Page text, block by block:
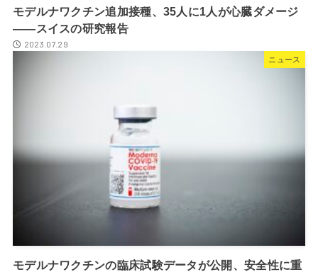
モデルナワクチン追加接種、35人に1人が心臓ダメージ
――スイスの研究報告
2023.07.29
ニュース
モデルナワクチンの臨床試験データが公開、安全性に重